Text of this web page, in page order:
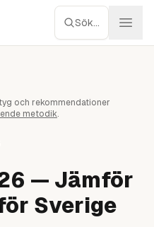
Sök...
och rekommendationer
metodik.
— Jämför
Sverige